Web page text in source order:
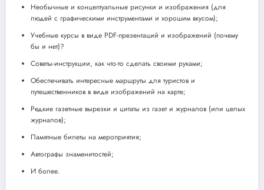
Необычные и концептуальные рисунки и изображения (для
людей с графическими инструментами и хорошим вкусом);
Учебные курсы в виде PDF-презентаций и изображений (почему
бы и нет)?
Советы-инструкции, как что-то сделать своими руками;
Обеспечивать интересные маршруты для туристов и
путешественников в виде изображений на карте;
Редкие газетные вырезки и цитаты из газет и журналов (или целых
журналов);
Памятные билеты на мероприятия;
Автографы знаменитостей;
И более.